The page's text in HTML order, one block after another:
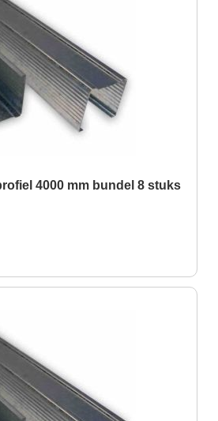
4000 mm bundel 8 stuks